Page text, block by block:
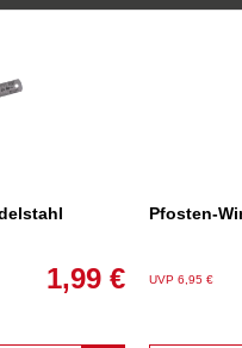
1,99 €
Pfosten-
UVP 6,95 €